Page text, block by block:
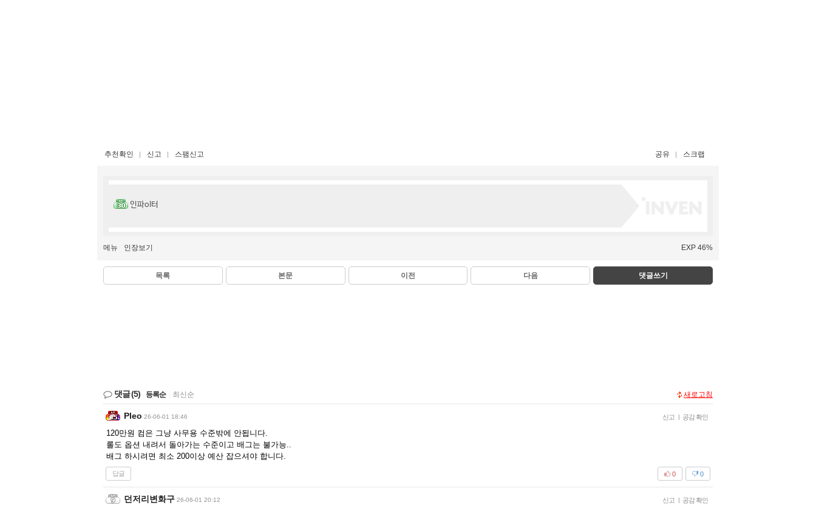
추천확인 신고 스팸신고 공유 스크랩
인파ol터
메뉴 인장보기 EXP 46%
목록 본문 이전 다음 댓글쓰기
댓글(5) 등록순 최신순 새로고침
Pleo 26-06-01 18:46 신고 | 공감 확인
120만원 컴은 그냥 사무용 수준밖에 안됩니다.
롤도 옵션 내려서 돌아가는 수준이고 배그는 불가능..
배그 하시려면 최소 200이상 예산 잡으셔야 합니다.
답글 0
0
던저리변화구 26-06-01 20:12 신고 | 공감 확인